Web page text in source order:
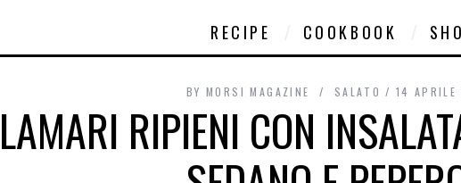
RECIPE
COOKBOOK
BY MORSI MAGAZINE SALATO 14 APRILE
RIPIENI CON